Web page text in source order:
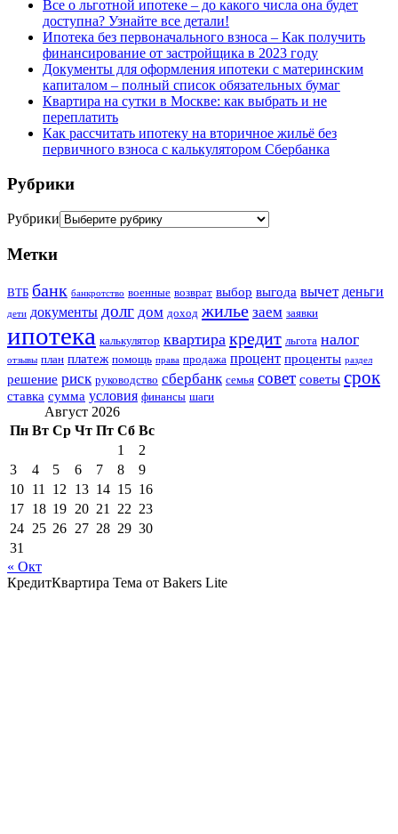
Все о льготной ипотеке – до какого числа она будет
доступна? Узнайте все детали!
Ипотека без первоначального взноса – Как получить
финансирование от застройщика в 2023 году
Документы для оформления ипотеки с материнским
капиталом – полный список обязательных бумаг
Квартира на сутки в Москве: как выбрать и не
переплатить
Как рассчитать ипотеку на вторичное жильё без
первичного взноса с калькулятором Сбербанка
Рубрики
Рубрики
Метки
ВТБ банк банкротство военные возврат выбор выгода вычет деньги
дети документы долг дом доход жилье заем заявки
ипотека калькулятор квартира кредит льгота налог
отзывы план платеж помощь права продажа процент проценты раздел
решение риск руководство сбербанк семья совет советы срок
ставка сумма условия финансы шаги
Август 2026
Пн Вт Ср Чт Пт Сб Вс
1
2
3
4 5 6 7 8
9
10 11 12 13 14 15 16
17 18 19 20 21 22 23
24 25 26 27 28 29 30
31
« Окт
КредитКвартира Тема от Bakers Lite